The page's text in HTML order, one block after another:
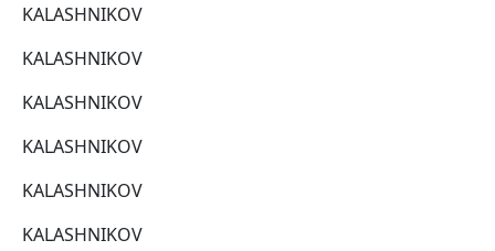
KALASHNIKOV
KALASHNIKOV
KALASHNIKOV
KALASHNIKOV
KALASHNIKOV
KALASHNIKOV